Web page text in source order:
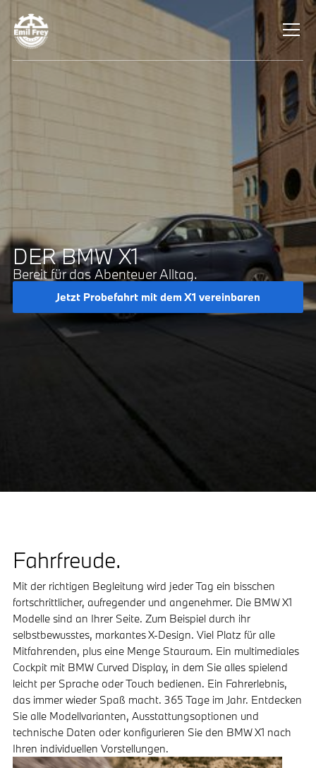
DER BMW X1
Bereit für das Abenteuer Alltag.
Jetzt Probefahrt mit dem X1 vereinbaren
Fahrfreude.
Mit der richtigen Begleitung wird jeder Tag ein bisschen
fortschrittlicher, aufregender und angenehmer. Die BMW X1
Modelle sind an Ihrer Seite. Zum Beispiel durch ihr
selbstbewusstes, markantes X-Design. Viel Platz für alle
Mitfahrenden, plus eine Menge Stauraum. Ein multimediales
Cockpit mit BMW Curved Display, in dem Sie alles spielend
leicht per Sprache oder Touch bedienen. Ein Fahrerlebnis,
das immer wieder Spaß macht. 365 Tage im Jahr. Entdecken
Sie alle Modellvarianten, Ausstattungsoptionen und
technische Daten oder konfigurieren Sie den BMW X1 nach
Ihren individuellen Vorstellungen.